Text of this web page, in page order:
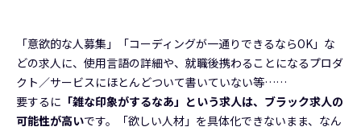
「意欲的な人募集」「コーディングが一通りできるならOK」な
どの求人に、使用言語の詳細や、就職後携わることになるプロダ
クト／サービスにほとんどついて書いていない等……
要するに 「雑な印象がするなあ」という求人は、ブラック求人の
可能性が高いです。「欲しい人材」を具体化できないまま、なん